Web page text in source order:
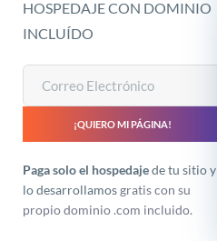
HOSPEDAJE CON DOMINIO
INCLUÍDO
¡QUIERO MI PÁGINA!
Paga solo el hospedaje de tu sitio y
lo desarrollamos gratis con su
propio dominio .com incluido.